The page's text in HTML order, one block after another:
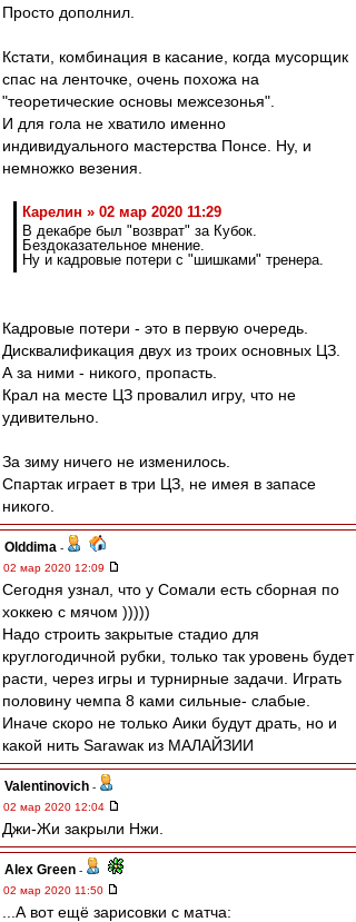
Просто дополнил.
Кстати, комбинация в касание, когда мусорщик
спас на ленточке, очень похожа на
"теоретические основы межсезонья".
И для гола не хватило именно
индивидуального мастерства Понсе. Ну, и
немножко везения.
Карелин » 02 мар 2020 11:29
В декабре был "возврат" за Кубок.
Бездоказательное мнение.
Ну и кадровые потери с "шишками" тренера.
Кадровые потери - это в первую очередь.
Дисквалификация двух из троих основных ЦЗ.
А за ними - никого, пропасть.
Крал на месте ЦЗ провалил игру, что не
удивительно.
За зиму ничего не изменилось.
Спартак играет в три ЦЗ, не имея в запасе
никого.
Olddima -
02 мар 2020 12:09
Сегодня узнал, что у Сомали есть сборная по
хоккею с мячом )))))
Надо строить закрытые стадио для
круглогодичной рубки, только так уровень будет
расти, через игры и турнирные задачи. Играть
половину чемпа 8 ками сильные- слабые.
Иначе скоро не только Аики будут драть, но и
какой нить Sarawaк из МАЛАЙЗИИ
Valentinovich -
02 мар 2020 12:04
Джи-Жи закрыли Нжи.
Alex Green -
02 мар 2020 11:50
...А вот ещё зарисовки с матча: